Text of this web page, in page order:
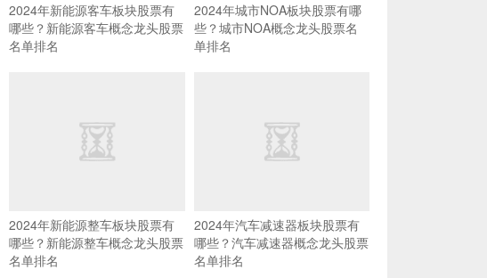
2024年新能源客车板块股票有
哪些？新能源客车概念龙头股票
名单排名
2024年城市NOA板块股票有哪
些？城市NOA概念龙头股票名
单排名
2024年新能源整车板块股票有
哪些？新能源整车概念龙头股票
名单排名
2024年汽车减速器板块股票有
哪些？汽车减速器概念龙头股票
名单排名